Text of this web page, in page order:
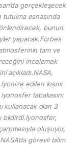
gerçekleşecek
esnasında
bunun
yapacak.Forbes
tam ve
incelemek
açıkladı.NASA,
edilen kısmı
tabakasını
kullanacak olan 3
bildirdi.İyonosfer,
oluşuyor,
görevli bilim